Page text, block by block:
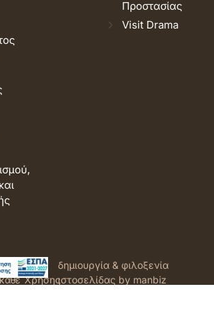
Προστασίας
Visit Drama
Όροι
Χρήσης
δημιουργία & φιλοξενία
ιστοσελίδας by manbiz